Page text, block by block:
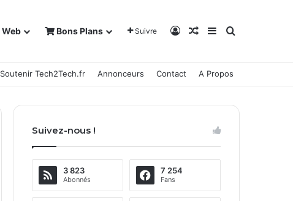
Web Bons Plans Suivre Connexion
Article Aléatoire
Sidebar (barre
Rechercher
Soutenir Tech2Tech.fr Annonceurs Contact A Propos
Suivez-nous !
3 823
Abonnés
7 254
Fans